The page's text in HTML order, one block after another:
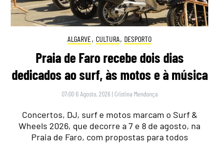
ALGARVE, CULTURA, DESPORTO
Praia de Faro recebe dois dias
dedicados ao surf, às motos e à música
07:00 6 Agosto, 2026 | Cristina Mendonça
Concertos, DJ, surf e motos marcam o Surf &
Wheels 2026, que decorre a 7 e 8 de agosto, na
Praia de Faro, com propostas para todos